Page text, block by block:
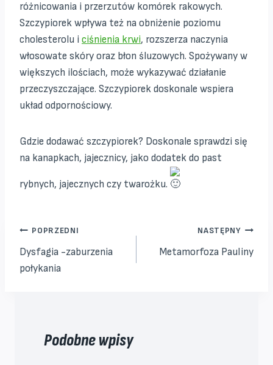
różnicowania i przerzutów komórek rakowych.
Szczypiorek wpływa też na obniżenie poziomu
cholesterolu i ciśnienia krwi, rozszerza naczynia
włosowate skóry oraz błon śluzowych. Spożywany w
większych ilościach, może wykazywać działanie
przeczyszczające. Szczypiorek doskonale wspiera
układ odpornościowy.
Gdzie dodawać szczypiorek? Doskonale sprawdzi się
na kanapkach, jajecznicy, jako dodatek do past
rybnych, jajecznych czy twarożku.
Nawigacja
wpisu
POPRZEDNI
Dysfagia -zaburzenia
połykania
NASTĘPNY
Metamorfoza Pauliny
Podobne wpisy